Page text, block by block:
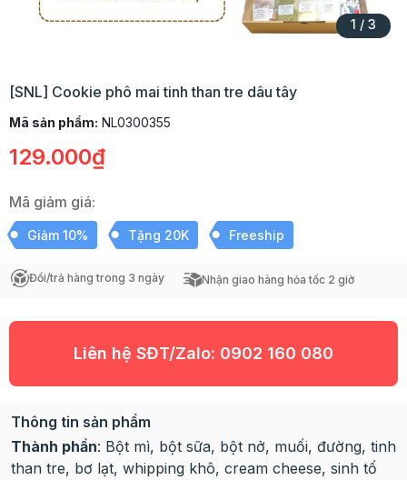
1 / 3
[SNL] Cookie phô mai tinh than tre dâu tây
Mã sản phẩm: NL0300355
129.000₫
Mã giảm giá:
Giảm 10% Tặng 20K Freeship
Đổi/trả hàng trong 3 ngày Nhận giao hàng hỏa tốc 2 giờ
Liên hệ SĐT/Zalo: 0902 160 080
Thông tin sản phẩm
Thành phần: Bột mì, bột sữa, bột nở, muối, đường, tinh
than tre, bơ lạt, whipping khô, cream cheese, sinh tố